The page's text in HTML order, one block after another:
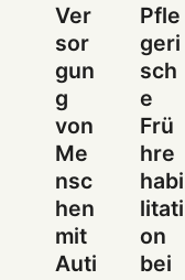
Ver
sor
gun
g
von
Me
nsc
hen
mit
Auti
Pfle
geri
sch
e
Frü
hre
habi
litati
on
bei